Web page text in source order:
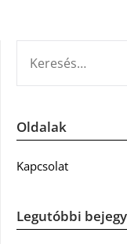
Oldalak
Kapcsolat
Legutóbbi